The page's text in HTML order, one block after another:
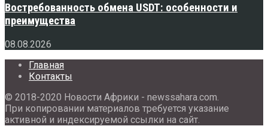
Востребованность обмена USDT: особенности и
преимущества
08.08.2026
Главная
Контакты
© 2018-2020 Новости Африки - newssahara.com.
При копировании материалов требуется указание
активной и индексируемой ссылки на сайт.